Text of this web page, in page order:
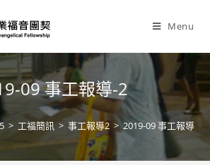
Menu
09 事工報導-2
> 工福簡訊 > 事工報導2 > 2019-09 事工報導-2